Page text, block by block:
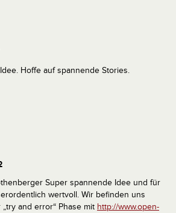
Hoffe auf spannende Stories.
Super spannende Idee und für
wertvoll. Wir befinden uns
and error“ Phase mit http://www.open-